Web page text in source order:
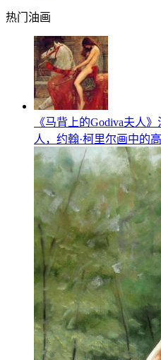
热门油画
《马背上的Godiva夫人
人，约翰·柯里尔画中的